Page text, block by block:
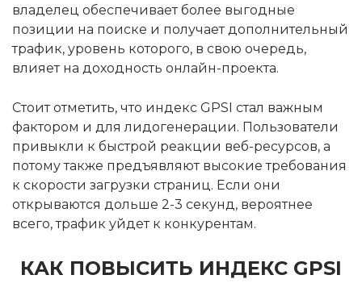
владелец обеспечивает более выгодные
позиции на поиске и получает дополнительный
трафик, уровень которого, в свою очередь,
влияет на доходность онлайн-проекта.
Стоит отметить, что индекс GPSI стал важным
фактором и для лидогенерации. Пользователи
привыкли к быстрой реакции веб-ресурсов, а
потому также предъявляют высокие требования
к скорости загрузки страниц. Если они
открываются дольше 2-3 секунд, вероятнее
всего, трафик уйдет к конкурентам.
КАК ПОВЫСИТЬ ИНДЕКС GPSI